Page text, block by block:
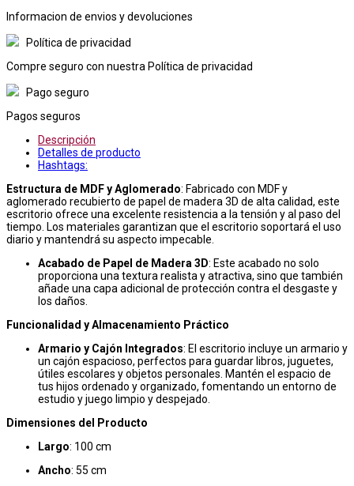
Informacion de envios y devoluciones
Política de privacidad
Compre seguro con nuestra Política de privacidad
Pago seguro
Pagos seguros
Descripción
Detalles de producto
Hashtags:
Estructura de MDF y Aglomerado: Fabricado con MDF y
aglomerado recubierto de papel de madera 3D de alta calidad, este
escritorio ofrece una excelente resistencia a la tensión y al paso del
tiempo. Los materiales garantizan que el escritorio soportará el uso
diario y mantendrá su aspecto impecable.
Acabado de Papel de Madera 3D: Este acabado no solo
proporciona una textura realista y atractiva, sino que también
añade una capa adicional de protección contra el desgaste y
los daños.
Funcionalidad y Almacenamiento Práctico
Armario y Cajón Integrados: El escritorio incluye un armario y
un cajón espacioso, perfectos para guardar libros, juguetes,
útiles escolares y objetos personales. Mantén el espacio de
tus hijos ordenado y organizado, fomentando un entorno de
estudio y juego limpio y despejado.
Dimensiones del Producto
Largo: 100 cm
Ancho: 55 cm